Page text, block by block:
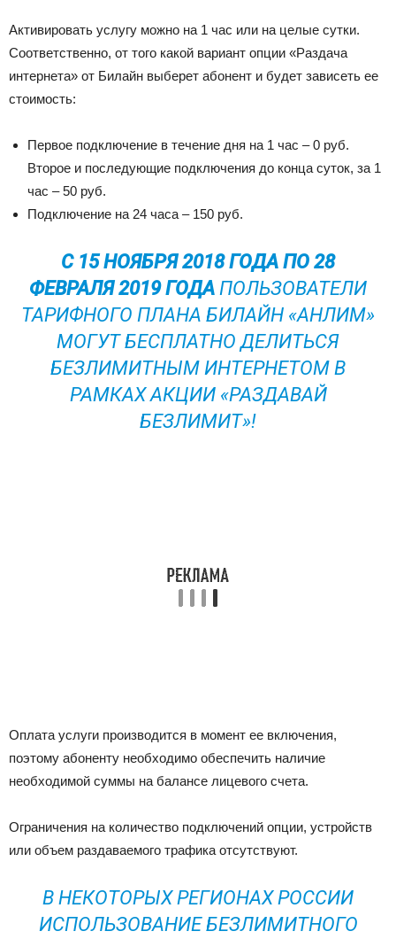
Активировать услугу можно на 1 час или на целые сутки.
Соответственно, от того какой вариант опции «Раздача
интернета» от Билайн выберет абонент и будет зависеть ее
стоимость:
Первое подключение в течение дня на 1 час – 0 руб.
Второе и последующие подключения до конца суток, за 1
час – 50 руб.
Подключение на 24 часа – 150 руб.
С 15 НОЯБРЯ 2018 ГОДА ПО 28
ФЕВРАЛЯ 2019 ГОДА ПОЛЬЗОВАТЕЛИ
ТАРИФНОГО ПЛАНА БИЛАЙН «АНЛИМ»
МОГУТ БЕСПЛАТНО ДЕЛИТЬСЯ
БЕЗЛИМИТНЫМ ИНТЕРНЕТОМ В
РАМКАХ АКЦИИ «РАЗДАВАЙ
БЕЗЛИМИТ»!
Оплата услуги производится в момент ее включения,
поэтому абоненту необходимо обеспечить наличие
необходимой суммы на балансе лицевого счета.
Ограничения на количество подключений опции, устройств
или объем раздаваемого трафика отсутствуют.
В НЕКОТОРЫХ РЕГИОНАХ РОССИИ
ИСПОЛЬЗОВАНИЕ БЕЗЛИМИТНОГО